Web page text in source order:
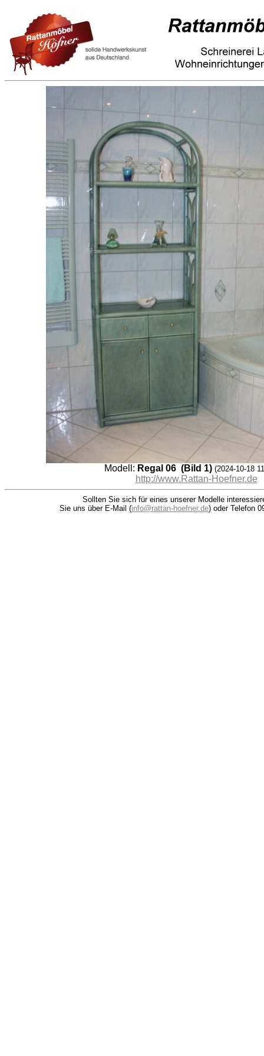
Modell: Regal 06 (Bild 1) (2024-10-18
http://www.Rattan-Hoefner.de
Sollten Sie sich für eines unserer Modelle
Sie uns über E-Mail (info@rattan-hoefner.de) oder Telefon